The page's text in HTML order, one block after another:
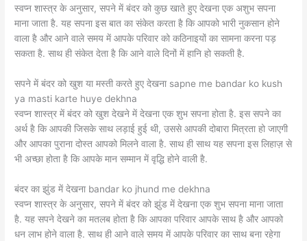
स्वप्न शास्त्र के अनुसार, सपने में बंदर को कुछ खाते हुए देखना एक अशुभ सपना
माना जाता है. यह सपना इस बात का संकेत करता है कि आपको भारी नुकसान होने
वाला है और आने वाले समय में आपके परिवार को कठिनाइयों का सामना करना पड़
सकता है. साथ ही संकेत देता है कि आने वाले दिनों में हानि हो सकती है.
सपने में बंदर को खुश या मस्ती करते हुए देखना sapne me bandar ko kush
ya masti karte huye dekhna
स्वप्न शास्त्र में बंदर को खुश देखने में देखना एक शुभ सपना होता है. इस सपने का
अर्थ है कि आपकी जिसके साथ लड़ाई हुई थी, उससे आपकी दोबारा मित्रता हो जाएगी
और आपका पुराना दोस्त आपको मिलने वाला है. साथ ही साथ यह सपना इस लिहाज़ से
भी अच्छा होता है कि आपके मान सम्मान में वृद्धि होने वाली है.
बंदर का झुंड में देखना bandar ko jhund me dekhna
स्वप्न शास्त्र के अनुसार, सपने में बंदर को झुंड में देखना एक शुभ सपना माना जाता
है. यह सपने देखने का मतलब होता है कि आपका परिवार आपके साथ है और आपको
धन लाभ होने वाला है. साथ ही आने वाले समय में आपके परिवार का साथ बना रहेगा